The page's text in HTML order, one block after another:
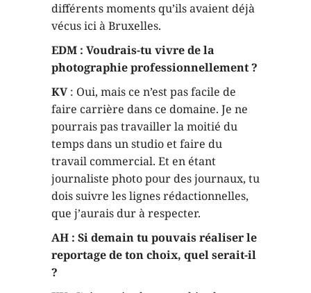
différents moments qu’ils avaient déjà
vécus ici à Bruxelles.
EDM : Voudrais-tu vivre de la
photographie professionnellement ?
KV : Oui, mais ce n’est pas facile de
faire carrière dans ce domaine. Je ne
pourrais pas travailler la moitié du
temps dans un studio et faire du
travail commercial. Et en étant
journaliste photo pour des journaux, tu
dois suivre les lignes rédactionnelles,
que j’aurais dur à respecter.
AH : Si demain tu pouvais réaliser le
reportage de ton choix, quel serait-il
?